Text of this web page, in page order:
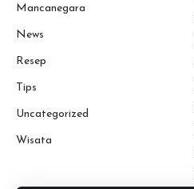
Mancanegara
News
Resep
Tips
Uncategorized
Wisata